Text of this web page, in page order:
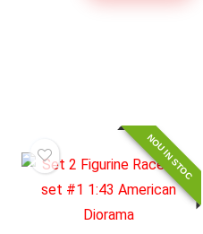
NOU IN STOC